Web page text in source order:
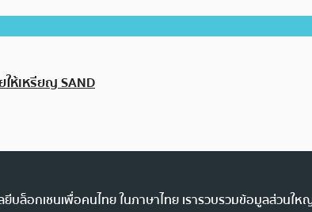
ห้เหรียญ SAND
บล็อกเชนเพื่อคนไทย ในภาษาไทย เรารวบรวมข้อมูลส่วนใ